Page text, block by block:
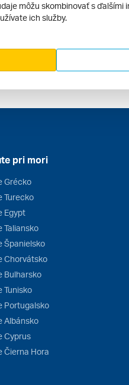
pri mori
Grécko
Turecko
Egypt
Taliansko
Španielsko
Chorvátsko
Bulharsko
Tunisko
Portugalsko
Albánsko
Cyprus
Čierna Hora
môžu skombinovať s
ich služby.